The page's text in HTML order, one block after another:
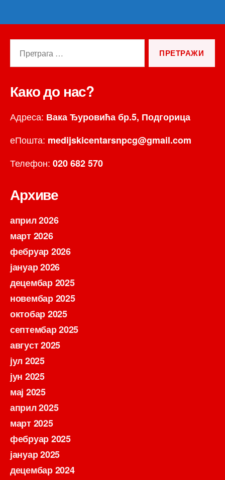
Како до нас?
Адреса: Вака Ђуровића бр.5, Подгорица
еПошта: medijskicentarsnpcg@gmail.com
Телефон: 020 682 570
Архиве
април 2026
март 2026
фебруар 2026
јануар 2026
децембар 2025
новембар 2025
октобар 2025
септембар 2025
август 2025
јул 2025
јун 2025
мај 2025
април 2025
март 2025
фебруар 2025
јануар 2025
децембар 2024